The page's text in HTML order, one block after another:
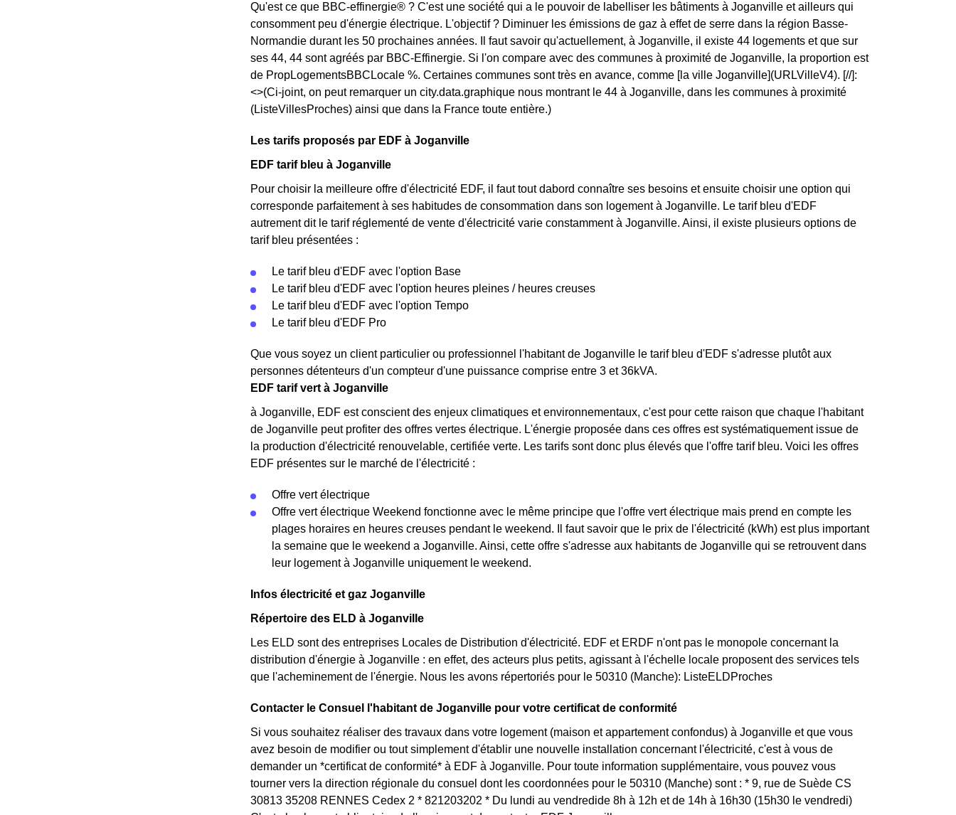
Qu'est ce que BBC-effinergie® ? C'est une société qui a le pouvoir de labelliser les bâtiments à Joganville et ailleurs qui
consomment peu d'énergie électrique. L'objectif ? Diminuer les émissions de gaz à effet de serre dans la région Basse-
Normandie durant les 50 prochaines années. Il faut savoir qu'actuellement, à Joganville, il existe 44 logements et que sur
ses 44, 44 sont agréés par BBC-Effinergie. Si l'on compare avec des communes à proximité de Joganville, la proportion est
de PropLogementsBBCLocale %. Certaines communes sont très en avance, comme [la ville Joganville](URLVilleV4). [//]:
<>(Ci-joint, on peut remarquer un city.data.graphique nous montrant le 44 à Joganville, dans les communes à proximité
(ListeVillesProches) ainsi que dans la France toute entière.)
Les tarifs proposés par EDF à Joganville
EDF tarif bleu à Joganville
Pour choisir la meilleure offre d'électricité EDF, il faut tout dabord connaître ses besoins et ensuite choisir une option qui
corresponde parfaitement à ses habitudes de consommation dans son logement à Joganville. Le tarif bleu d'EDF
autrement dit le tarif réglementé de vente d'électricité varie constamment à Joganville. Ainsi, il existe plusieurs options de
tarif bleu présentées :
Le tarif bleu d'EDF avec l'option Base
Le tarif bleu d'EDF avec l'option heures pleines / heures creuses
Le tarif bleu d'EDF avec l'option Tempo
Le tarif bleu d'EDF Pro
Que vous soyez un client particulier ou professionnel l'habitant de Joganville le tarif bleu d'EDF s'adresse plutôt aux
personnes détenteurs d'un compteur d'une puissance comprise entre 3 et 36kVA.
EDF tarif vert à Joganville
à Joganville, EDF est conscient des enjeux climatiques et environnementaux, c'est pour cette raison que chaque l'habitant
de Joganville peut profiter des offres vertes électrique. L'énergie proposée dans ces offres est systématiquement issue de
la production d'électricité renouvelable, certifiée verte. Les tarifs sont donc plus élevés que l'offre tarif bleu. Voici les offres
EDF présentes sur le marché de l'électricité :
Offre vert électrique
Offre vert électrique Weekend fonctionne avec le même principe que l'offre vert électrique mais prend en compte les
plages horaires en heures creuses pendant le weekend. Il faut savoir que le prix de l'électricité (kWh) est plus important
la semaine que le weekend a Joganville. Ainsi, cette offre s'adresse aux habitants de Joganville qui se retrouvent dans
leur logement à Joganville uniquement le weekend.
Infos électricité et gaz Joganville
Répertoire des ELD à Joganville
Les ELD sont des entreprises Locales de Distribution d'électricité. EDF et ERDF n'ont pas le monopole concernant la
distribution d'énergie à Joganville : en effet, des acteurs plus petits, agissant à l'échelle locale proposent des services tels
que l'acheminement de l'énergie. Nous les avons répertoriés pour le 50310 (Manche): ListeELDProches
Contacter le Consuel l'habitant de Joganville pour votre certificat de conformité
Si vous souhaitez réaliser des travaux dans votre logement (maison et appartement confondus) à Joganville et que vous
avez besoin de modifier ou tout simplement d'établir une nouvelle installation concernant l'électricité, c'est à vous de
demander un *certificat de conformité* à EDF à Joganville. Pour toute information supplémentaire, vous pouvez vous
tourner vers la direction régionale du consuel dont les coordonnées pour le 50310 (Manche) sont : * 9, rue de Suède CS
30813 35208 RENNES Cedex 2 * 821203202 * Du lundi au vendredide 8h à 12h et de 14h à 16h30 (15h30 le vendredi)